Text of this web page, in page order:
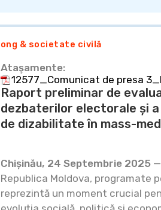
ong & societate civilă
Raport preliminar de
dezbaterilor electorale și
de dizabilitate în mass-
Chișinău, 24 Septembrie 2025
Republica Moldova, programate
reprezintă un moment crucial
Ataşamente:
12577_Comunicat de presa